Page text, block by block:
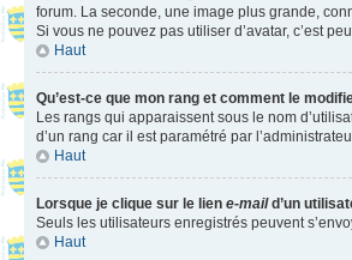
forum. La seconde, une image plus grande,
Si vous ne pouvez pas utiliser d’avatar, c’est
Haut
Qu’est-ce que mon rang et comment le
Les rangs qui apparaissent sous le nom
d’un rang car il est paramétré par
Haut
Lorsque je clique sur le lien e-maild’un
Seuls les utilisateurs enregistrés peuvent
Haut